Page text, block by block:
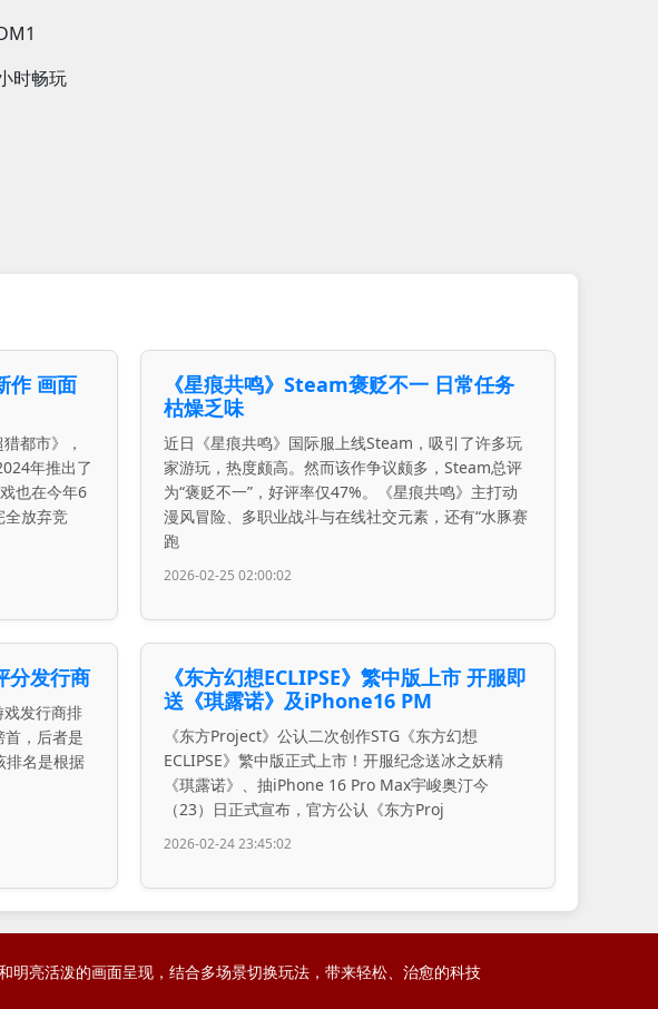
时畅玩
作 画面
都市》，
年推出了
也在今年6
全放弃竞
《星痕共鸣》Steam褒贬不一 日常任务
枯燥乏味
近日《星痕共鸣》国际服上线Steam，吸引了许多玩
家游玩，热度颇高。然而该作争议颇多，Steam总评
为“褒贬不一”，好评率仅47%。《星痕共鸣》主打动
漫风冒险、多职业战斗与在线社交元素，还有“水豚赛
跑
2026-02-25 02:00:02
分发行商
发行商排
，后者是
名是根据
《东方幻想ECLIPSE》繁中版上市 开服即
送《琪露诺》及iPhone16 PM
《东方Project》公认二次创作STG《东方幻想
ECLIPSE》繁中版正式上市！开服纪念送冰之妖精
《琪露诺》、抽iPhone 16 Pro Max宇峻奥汀今
（23）日正式宣布，官方公认《东方Proj
2026-02-24 23:45:02
亮活泼的画面呈现，结合多场景切换玩法，带来轻松、治愈的科技